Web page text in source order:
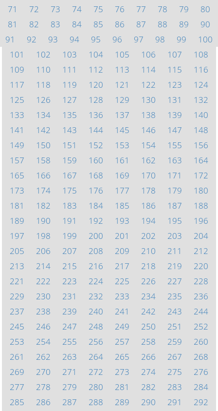
71
72 73 74 75 76 77 78 79
80
81
82 83 84 85 86 87 88 89
90
91
92 93 94 95 96 97 98 99
100
101
102 103 104 105 106 107
108
109
110 111 112 113 114 115
116
117
118 119 120 121 122 123
124
125
126 127 128 129 130 131
132
133
134 135 136 137 138 139
140
141
142 143 144 145 146 147
148
149
150 151 152 153 154 155
156
157
158 159 160 161 162 163
164
165
166 167 168 169 170 171
172
173
174 175 176 177 178 179
180
181
182 183 184 185 186 187
188
189
190 191 192 193 194 195
196
197
198 199 200 201 202 203
204
205
206 207 208 209 210 211
212
213
214 215 216 217 218 219
220
221
222 223 224 225 226 227
228
229
230 231 232 233 234 235
236
237
238 239 240 241 242 243
244
245
246 247 248 249 250 251
252
253
254 255 256 257 258 259
260
261
262 263 264 265 266 267
268
269
270 271 272 273 274 275
276
277
278 279 280 281 282 283
284
285
286 287 288 289 290 291
292